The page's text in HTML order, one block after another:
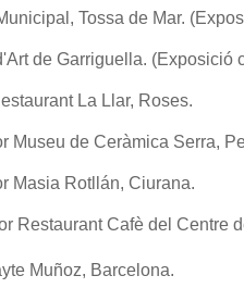
Tossa de Mar.
de Garriguella. (Exposició
La Llar, Roses.
de Ceràmica Serra,
Rotllán, Ciurana.
Cafè del Centre
Muñoz, Barcelona.